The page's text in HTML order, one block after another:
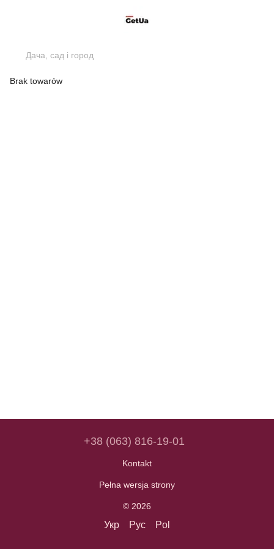
Дача, сад і город
Brak towarów
+38 (063) 816-19-01
Kontakt
Pełna wersja strony
© 2026
Укр Рус Pol